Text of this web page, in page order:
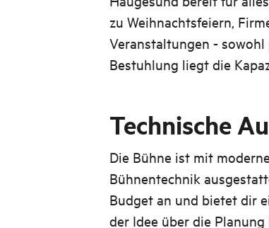
zu Weihnachtsfeiern,
Veranstaltungen -
Bestuhlung liegt die
Technische
Die Bühne ist mit
Bühnentechnik
Budget an und bietet dir
der Idee über die